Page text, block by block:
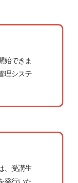
始できま
理システ
、受講生
発行いた